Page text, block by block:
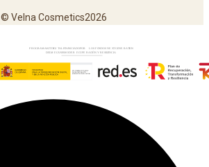
© Velna Cosmetics2026